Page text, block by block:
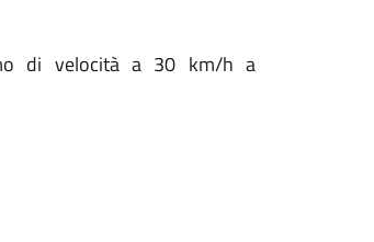
di velocità a 30 km/h a